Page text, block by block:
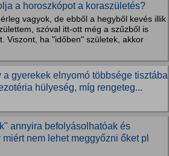
a horoszkópot a koraszületés?
vagyok, de ebből a hegyből kevés illik
szóval itt-ott még a szűzből is
Viszont, ha "időben" születek, akkor
a gyerekek elnyomó többsége tisztába
hülyeség, míg rengeteg...
annyira befolyásolhatóak és
nem lehet meggyőzni őket pl